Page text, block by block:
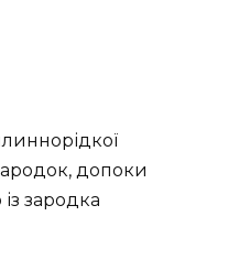
допоки
зародка